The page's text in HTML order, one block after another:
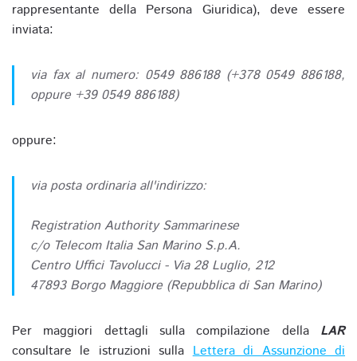
rappresentante della Persona Giuridica), deve essere
inviata:
via fax al numero: 0549 886188 (+378 0549 886188,
oppure +39 0549 886188)
oppure:
via posta ordinaria all'indirizzo:
Registration Authority Sammarinese
c/o Telecom Italia San Marino S.p.A.
Centro Uffici Tavolucci - Via 28 Luglio, 212
47893 Borgo Maggiore (Repubblica di San Marino)
Per maggiori dettagli sulla compilazione della LAR
consultare le istruzioni sullaLettera di Assunzione di